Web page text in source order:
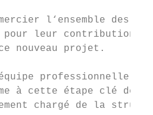
l‘ensemble des
pour leur contribution
nouveau projet.
professionnelle
à cette étape clé
chargé de la